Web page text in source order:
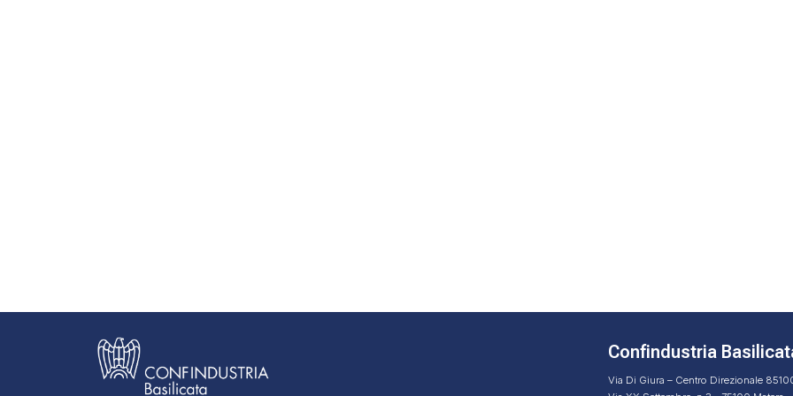
Confindustria
Via Di Giura – Centro Direzionale